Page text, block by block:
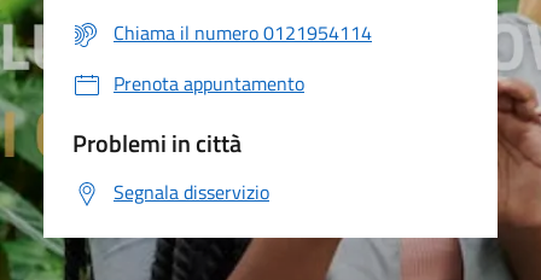
Chiama il numero 0121954114
Prenota appuntamento
Problemi in città
Segnala disservizio